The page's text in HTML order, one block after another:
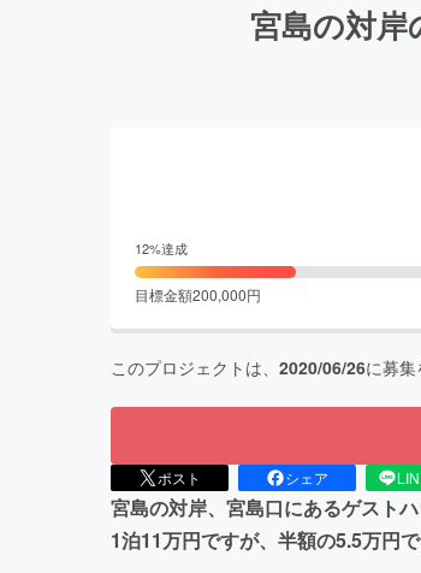
宮島の対
12%達成
目標金額200,000円
このプロジェクトは、 2020/06/26に募集
ポスト シェア
宮島の対岸、宮島口にあるゲスト
1泊11万円ですが、半額の5.5万円